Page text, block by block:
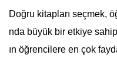
Doğru kitapları seçmek,
nda büyük bir etkiye
ın öğrencilere en çok